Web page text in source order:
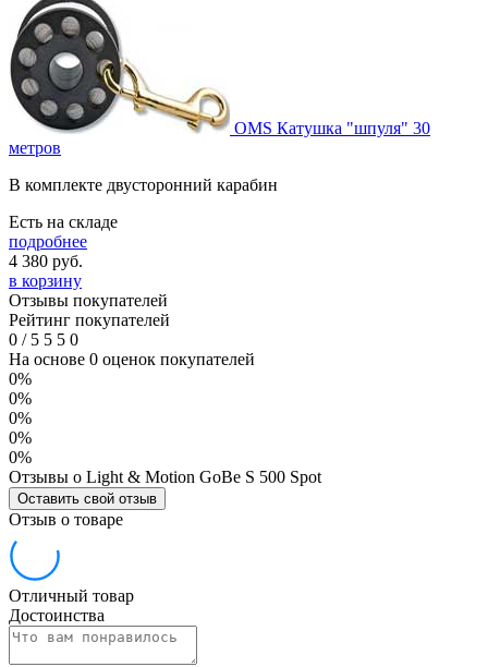
OMS Катушка "шпуля" 30
метров
В комплекте двусторонний карабин
Есть на складе
подробнее
4 380 руб.
в корзину
Отзывы покупателей
Рейтинг покупателей
0 /5 5 5 0
На основе 0 оценок покупателей
0%
0%
0%
0%
0%
Отзывы о Light & Motion GoBe S 500 Spot
Оставить свой отзыв
Отзыв о товаре
Отличный товар
Достоинства